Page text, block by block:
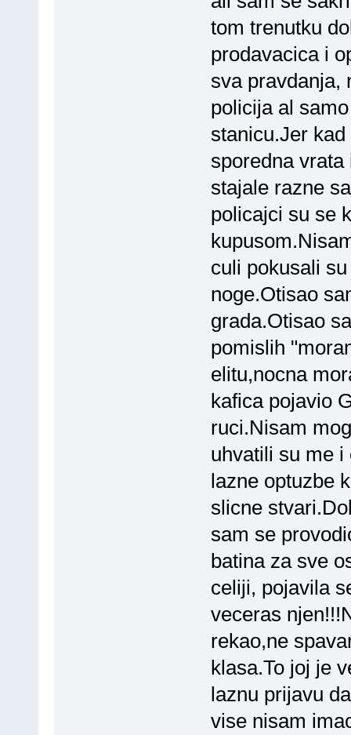
tom trenutku
prodavacica i
sva pravdanja,
policija al
stanicu.Jer
sporedna
stajale razne
policajci su se
culi pokusali
noge.Otisao
grada.Otisao
pomislih
elitu,nocna
kafica pojavio
ruci.Nisam
uhvatili su me
lazne optuzbe
slicne
sam se
batina za sve
celiji, pojavila
veceras
rekao,ne
klasa.To joj je
laznu prijavu
vise nisam